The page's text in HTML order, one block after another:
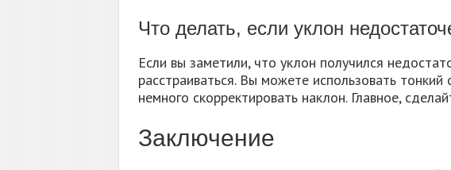
Что делать, если уклон
Если вы заметили, что уклон получился
расстраиваться. Вы можете использовать
немного скорректировать наклон. Главное,
Заключение